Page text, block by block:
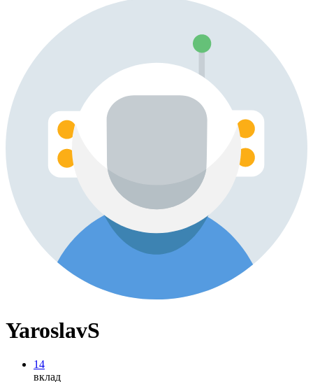
YaroslavS
14
вклад